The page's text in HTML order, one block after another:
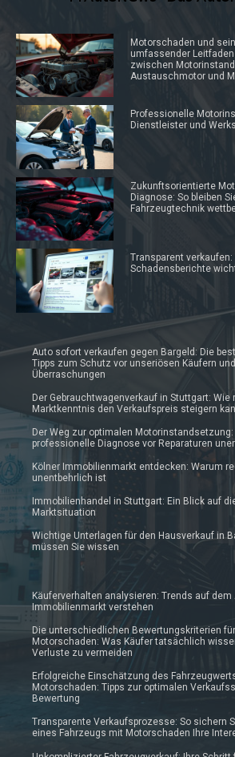
Motorschaden und
umfassender Leitfaden
zwischen
Austauschmotor und
Professionelle
Dienstleister und
Zukunftsorientierte
Diagnose: So bleiben
Fahrzeugtechnik
Transparent
Schadensberichte
Auto sofort verkaufen gegen Bargeld: Die
Tipps zum Schutz vor unseriösen Käufern
Überraschungen
Der Gebrauchtwagenverkauf in Stuttgart: Wie
Marktkenntnis den Verkaufspreis steigern
Der Weg zur optimalen
professionelle Diagnose vor Reparaturen
Kölner Immobilienmarkt entdecken: Warum
unentbehrlich ist
Immobilienhandel in Stuttgart: Ein Blick auf
Marktsituation
Wichtige Unterlagen für den Hausverkauf in
müssen Sie wissen
Käuferverhalten analysieren: Trends auf dem
Immobilienmarkt verstehen
Die unterschiedlichen Bewertungskriterien
Motorschaden: Was Käufer tatsächlich
Verluste zu vermeiden
Erfolgreiche Einschätzung des
Motorschaden: Tipps zur optimalen
Bewertung
Transparente Verkaufsprozesse: So sichern
eines Fahrzeugs mit Motorschaden Ihre